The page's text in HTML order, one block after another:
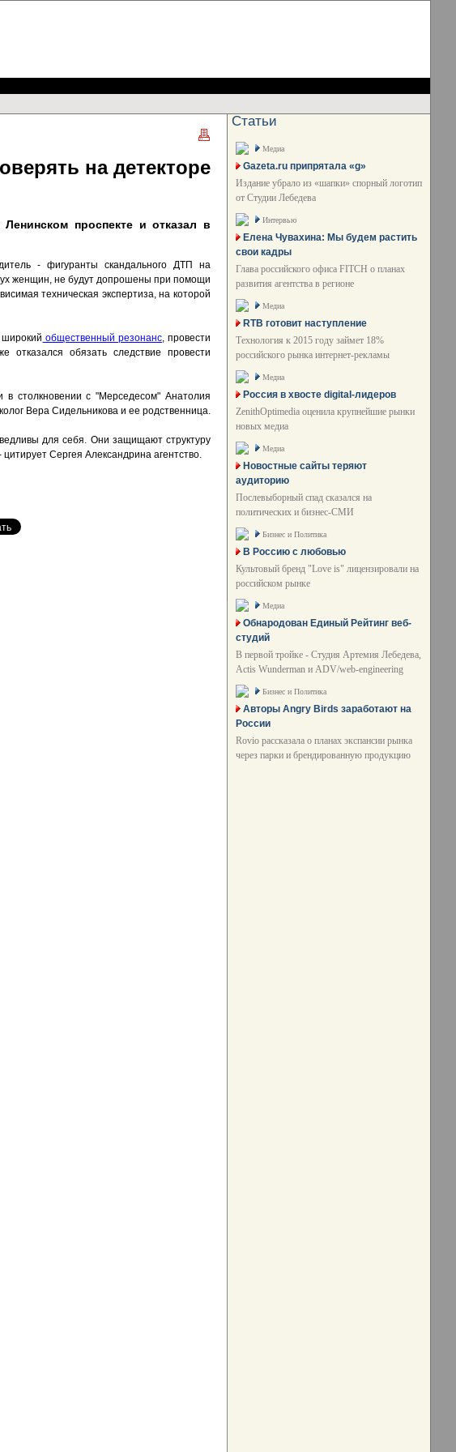
на детекторе
проспекте и отказал в
- фигуранты скандального ДТП на
женщин, не будут допрошены при помощи
техническая экспертиза, на которой
широкий общественный резонанс, провести
обязать следствие провести
в столкновении с "Мерседесом" Анатолия
Вера Сидельникова и ее родственница.
для себя. Они защищают структуру
Сергея Александрина агентство.
Статьи
Медиа
Gazeta.ru припрятала «g»
Издание убрало из «шапки» спорный логотип
от Студии Лебедева
Интервью
Елена Чувахина: Мы будем растить
свои кадры
Глава российского офиса FITCH о планах
развития агентства в регионе
Медиа
RTB готовит наступление
Технология к 2015 году займет 18%
российского рынка интернет-рекламы
Медиа
Россия в хвосте digital-лидеров
ZenithOptimedia оценила крупнейшие рынки
новых медиа
Медиа
Новостные сайты теряют
аудиторию
Послевыборный спад сказался на
политических и бизнес-СМИ
Бизнес и Политика
В Россию с любовью
Культовый бренд "Love is" лицензировали на
российском рынке
Медиа
Обнародован Единый Рейтинг веб-
студий
В первой тройке - Студия Артемия Лебедева,
Actis Wunderman и ADV/web-engineering
Бизнес и Политика
Авторы Angry Birds заработают на
России
Rovio рассказала о планах экспансии рынка
через парки и брендированную продукцию